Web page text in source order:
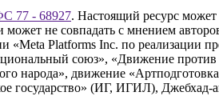
77 - 68927. Настоящий ресурс
не совпадать с мнением
Platforms Inc. по реализации
союз», «Движение
народа», движение
государство» (ИГ, ИГИЛ),